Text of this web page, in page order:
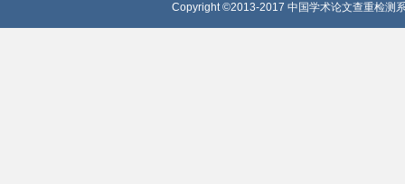
Copyright ©2013-2017 中国学术论文查重检